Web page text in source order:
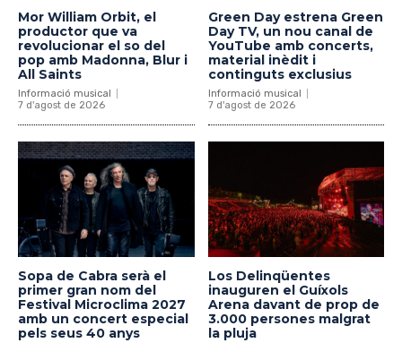
Mor William Orbit, el
productor que va
revolucionar el so del
pop amb Madonna, Blur i
All Saints
Informació musical
7 d'agost de 2026
Green Day estrena Green
Day TV, un nou canal de
YouTube amb concerts,
material inèdit i
continguts exclusius
Informació musical
7 d'agost de 2026
Sopa de Cabra serà el
primer gran nom del
Festival Microclima 2027
amb un concert especial
pels seus 40 anys
Los Delinqüentes
inauguren el Guíxols
Arena davant de prop de
3.000 persones malgrat
la pluja